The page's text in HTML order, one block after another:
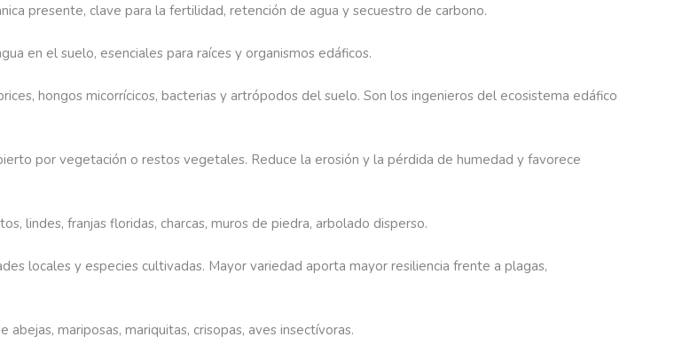
presente, clave para la fertilidad, retención de agua y secuestro de carbono.
en el suelo, esenciales para raíces y organismos edáficos.
hongos micorrícicos, bacterias y artrópodos del suelo. Son los ingenieros del ecosistema edáfico
por vegetación o restos vegetales. Reduce la erosión y la pérdida de humedad y favorece
lindes, franjas floridas, charcas, muros de piedra, arbolado disperso.
locales y especies cultivadas. Mayor variedad aporta mayor resiliencia frente a plagas,
abejas, mariposas, mariquitas, crisopas, aves insectívoras.